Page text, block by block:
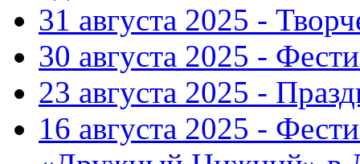
31 августа 2025 -
30 августа 2025 -
23 августа 2025 -
16 августа 2025 -